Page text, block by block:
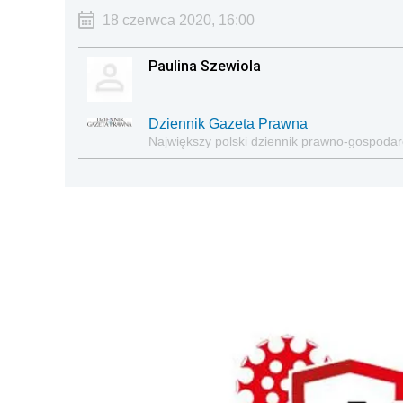
18 czerwca 2020, 16:00
Paulina Szewiola
Dziennik Gazeta Prawna
Największy polski dziennik prawno-